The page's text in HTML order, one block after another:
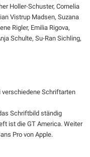
Holler-Schuster, Cornelia
Vistrup Madsen, Suzana
Rigler, Emilia Rigova,
Schulte, Su-Ran Sichling,
verschiedene Schriftarten
Schriftbild ständig
ist die GT America. Weiter
Pro von Apple.